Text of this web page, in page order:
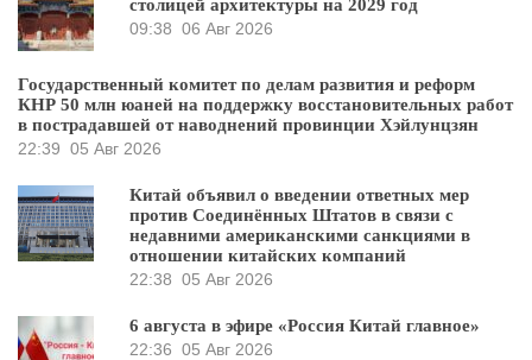
столицей архитектуры на 2029 год
09:38 06 Авг 2026
Государственный комитет по делам развития и реформ
КНР 50 млн юаней на поддержку восстановительных работ
в пострадавшей от наводнений провинции Хэйлунцзян
22:39 05 Авг 2026
Китай объявил о введении ответных мер
против Соединённых Штатов в связи с
недавними американскими санкциями в
отношении китайских компаний
22:38 05 Авг 2026
6 августа в эфире «Россия Китай главное»
22:36 05 Авг 2026